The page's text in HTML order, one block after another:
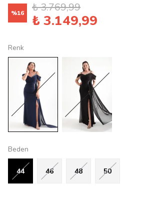
%16 ₺ 3.769,99
₺ 3.149,99
Renk
Beden
44 46 48 50